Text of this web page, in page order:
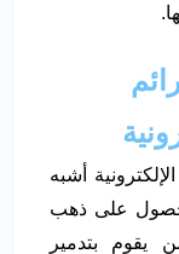
أشبه
على ذهب
يقوم بتدمير